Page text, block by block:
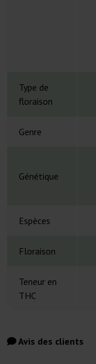
Type de
floraison
Genre
Génétique
Espèces
Floraison
Teneur en
THC
Avis des clients